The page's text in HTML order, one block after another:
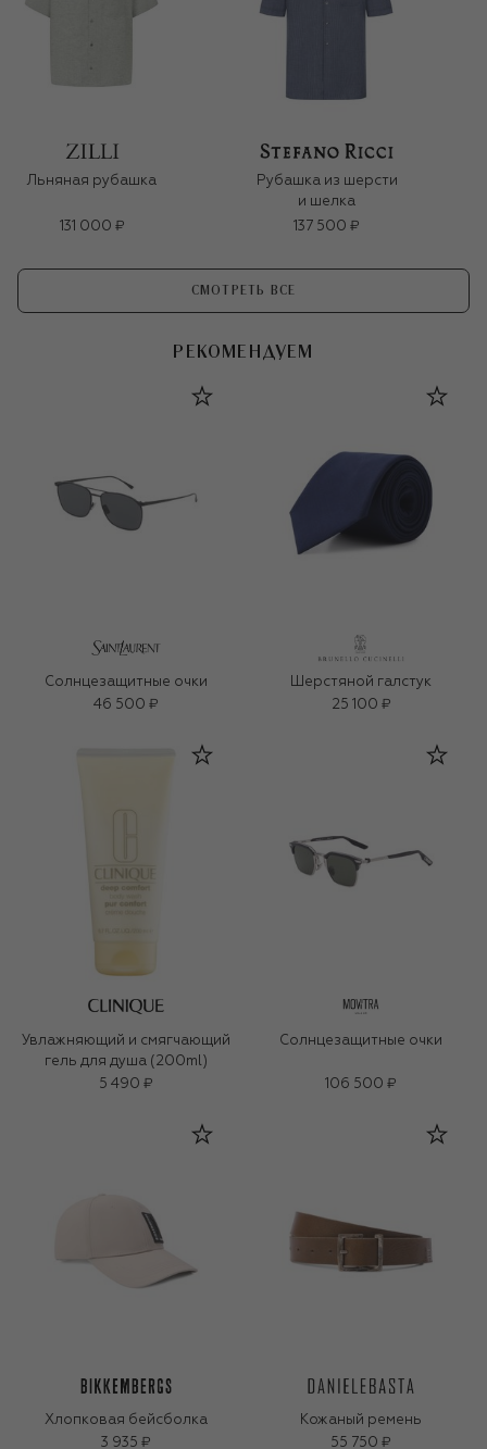
Льняная рубашка
131 000 ₽
Рубашка из шерсти
и шелка
137 500 ₽
СМОТРЕТЬ ВСЕ
РЕКОМЕНДУЕМ
Солнцезащитные очки
46 500 ₽
Шерстяной галстук
25 100 ₽
Увлажняющий и смягчающий
гель для душа (200ml)
5 490 ₽
Солнцезащитные очки
106 500 ₽
Хлопковая бейсболка
3 935 ₽
Кожаный ремень
55 750 ₽